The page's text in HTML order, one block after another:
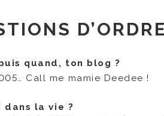
quand, ton blog ?
Call me mamie Deedee !
dans la vie ?